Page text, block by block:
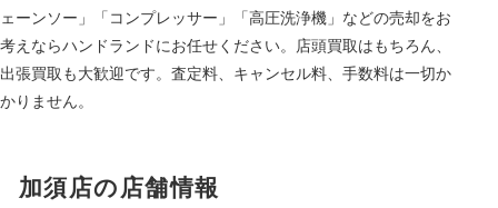
ェーンソー」「コンプレッサー」「高圧洗浄機」などの売却をお
考えならハンドランドにお任せください。店頭買取はもちろん、
出張買取も大歓迎です。査定料、キャンセル料、手数料は一切か
かりません。
加須店の店舗情報